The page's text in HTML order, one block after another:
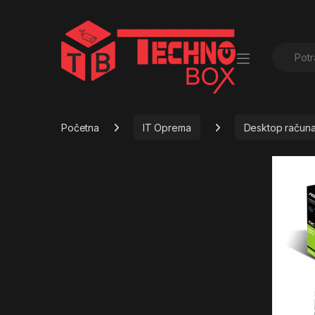
Početna IT Oprema Desktop